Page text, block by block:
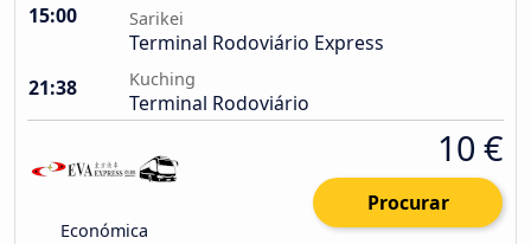
15:00 Sarikei
Terminal Rodoviário Express
21:38
Kuching
Terminal Rodoviário
Económica
10 €
Procurar